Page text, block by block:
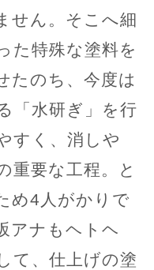
せん。そこへ細
た特殊な塗料を
たのち、今度は
「水研ぎ」を行
すく、消しや
重要な工程。と
め4人がかりで
アナもヘトヘ
、仕上げの塗